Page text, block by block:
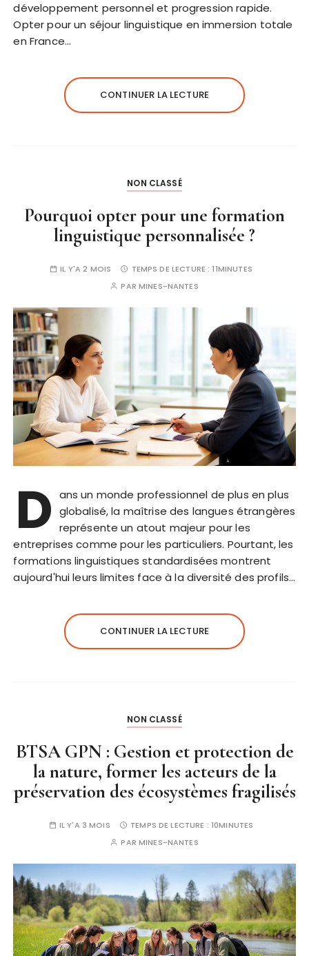
développement personnel et progression rapide.
Opter pour un séjour linguistique en immersion totale
en France…
CONTINUER LA LECTURE
NON CLASSÉ
Pourquoi opter pour une formation
linguistique personnalisée ?
IL Y'A 2 MOIS TEMPS DE LECTURE :11MINUTES
PAR MINES-NANTES
D ans un monde professionnel de plus en plus
globalisé, la maîtrise des langues étrangères
représente un atout majeur pour les
entreprises comme pour les particuliers. Pourtant, les
formations linguistiques standardisées montrent
aujourd'hui leurs limites face à la diversité des profils…
CONTINUER LA LECTURE
NON CLASSÉ
BTSA GPN : Gestion et protection de
la nature, former les acteurs de la
préservation des écosystèmes fragilisés
IL Y'A 3 MOIS TEMPS DE LECTURE : 10MINUTES
PAR MINES-NANTES